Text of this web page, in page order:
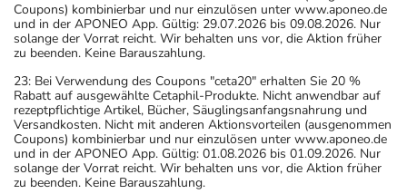
Coupons) kombinierbar und nur einzulösen unter www.aponeo.de
und in der APONEO App. Gültig: 29.07.2026 bis 09.08.2026. Nur
solange der Vorrat reicht. Wir behalten uns vor, die Aktion früher
zu beenden. Keine Barauszahlung.
23: Bei Verwendung des Coupons "ceta20" erhalten Sie 20 %
Rabatt auf ausgewählte Cetaphil-Produkte. Nicht anwendbar auf
rezeptpflichtige Artikel, Bücher, Säuglingsanfangsnahrung und
Versandkosten. Nicht mit anderen Aktionsvorteilen (ausgenommen
Coupons) kombinierbar und nur einzulösen unter www.aponeo.de
und in der APONEO App. Gültig: 01.08.2026 bis 01.09.2026. Nur
solange der Vorrat reicht. Wir behalten uns vor, die Aktion früher
zu beenden. Keine Barauszahlung.